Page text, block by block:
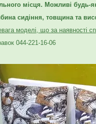
місця. Можливі будь-
сидіння, товщина та
моделі, що за наявності
044-221-16-06